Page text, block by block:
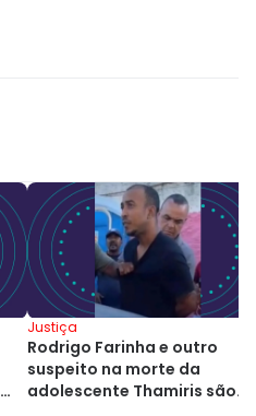
Justiça
Rodrigo Farinha e outro
suspeito na morte da
adolescente Thamiris são